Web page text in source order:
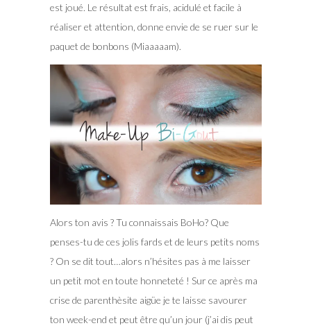
est joué. Le résultat est frais, acidulé et facile à
réaliser et attention, donne envie de se ruer sur le
paquet de bonbons (Miaaaaam).
Alors ton avis ? Tu connaissais BoHo? Que
penses-tu de ces jolis fards et de leurs petits noms
? On se dit tout…alors n’hésites pas à me laisser
un petit mot en toute honneteté ! Sur ce après ma
crise de parenthèsite aigüe je te laisse savourer
ton week-end et peut être qu’un jour (j’ai dis peut